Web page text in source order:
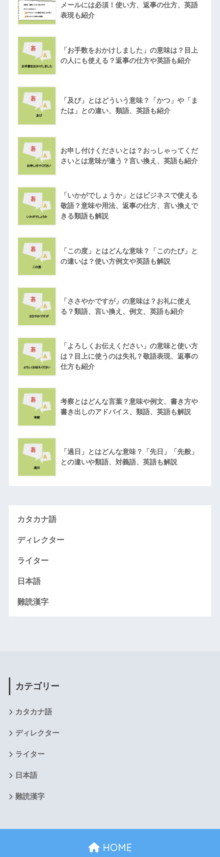
メールには必須！使い方、返事の仕方、英語
表現も紹介
「お手数をおかけしました」の意味は？目上
の人にも使える？返事の仕方や英語も紹介
「及び」とはどういう意味？「かつ」や「ま
たは」との違い、類語、英語も紹介
お申し付けくださいとは？おっしゃってくだ
さいとは意味が違う？言い換え、英語も紹介
「いかがでしょうか」とはビジネスで使える
敬語？意味や用法、返事の仕方、言い換えで
きる類語も解説
「この度」とはどんな意味？「このたび」と
の違いは？使い方例文や英語も解説
「ささやかですが」の意味は？お礼に使え
る？類語、言い換え、例文、英語も紹介
「よろしくお伝えください」の意味と使い方
は？目上に使うのは失礼？敬語表現、返事の
仕方も紹介
考察とはどんな言葉？意味や例文、書き方や
書き出しのアドバイス、類語、英語も解説
「過日」とはどんな意味？「先日」「先般」
との違いや類語、対義語、英語も解説
カタカナ語
ディレクター
ライター
日本語
難読漢字
カテゴリー
カタカナ語
ディレクター
ライター
日本語
難読漢字
HOME